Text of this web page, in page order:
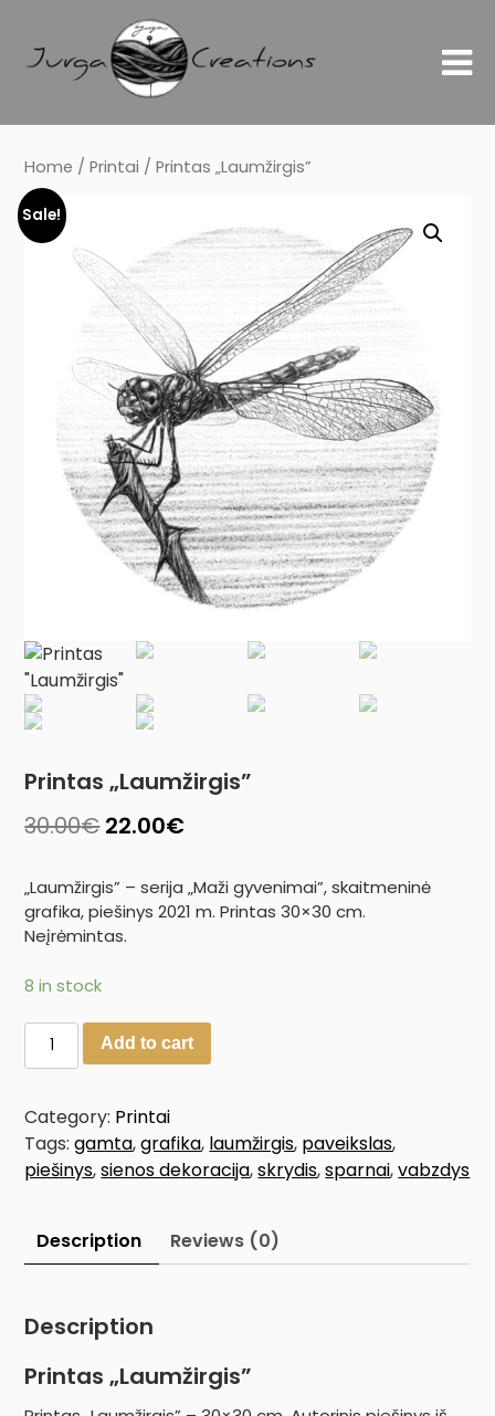
Home /Printai / Printas „Laumžirgis”
Sale!
Printas „Laumžirgis”
30.00€22.00€
„Laumžirgis” – serija „Maži gyvenimai”, skaitmeninė
grafika, piešinys 2021 m. Printas 30×30 cm.
Neįrėmintas.
8 in stock
Add to cart
Category: Printai
Tags:gamta,grafika, laumžirgis, paveikslas,
piešinys,sienos dekoracija,skrydis,sparnai,vabzdys
Description Reviews (0)
Description
Printas „Laumžirgis”